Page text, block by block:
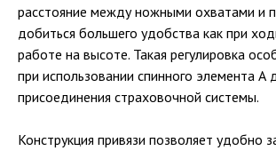
расстояние между ножными охватами и
добиться большего удобства как при
работе на высоте. Такая регулировка
при использовании спинного элемента А
присоединения страховочной системы.
Конструкция привязи позволяет удобно